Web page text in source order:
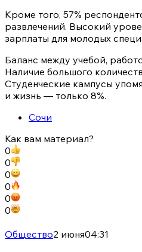
Кроме того, 57%
развлечений. Высокий
зарплаты для молодых
Баланс между учебой,
Наличие большого
Студенческие кампусы
и жизнь — только 8%.
Сочи
Как вам материал?
0
0
0
0
0
0
Общество2 июня04:31